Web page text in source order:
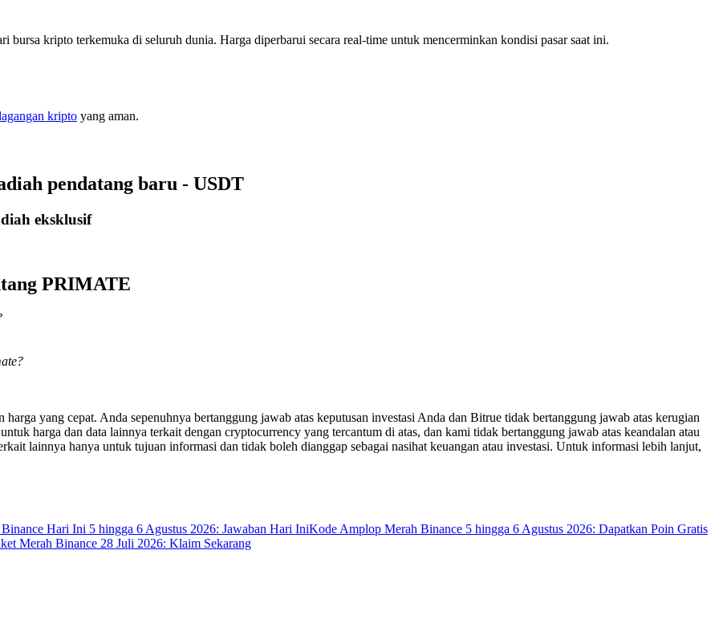
bursa kripto terkemuka di seluruh dunia. Harga diperbarui secara real-time untuk mencerminkan kondisi pasar saat ini.
kripto yang aman.
pendatang baru - USDT
eksklusif
PRIMATE
yang cepat. Anda sepenuhnya bertanggung jawab atas keputusan investasi Anda dan Bitrue tidak bertanggung jawab atas kerugian
harga dan data lainnya terkait dengan cryptocurrency yang tercantum di atas, dan kami tidak bertanggung jawab atas keandalan atau
lainnya hanya untuk tujuan informasi dan tidak boleh dianggap sebagai nasihat keuangan atau investasi. Untuk informasi lebih lanjut,
Hari Ini 5 hingga 6 Agustus 2026: Jawaban Hari IniKode Amplop Merah Binance 5 hingga 6 Agustus 2026: Dapatkan Poin Gratis
Merah Binance 28 Juli 2026: Klaim Sekarang